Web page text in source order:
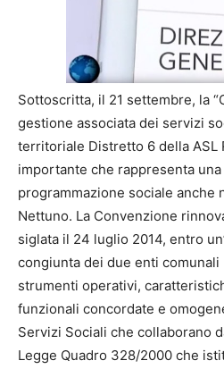
Sottoscritta, il 21 settembre, la
gestione associata dei servizi
territoriale Distretto 6 della ASL
importante che rappresenta
programmazione sociale anche
Nettuno. La Convenzione
siglata il 24 luglio 2014, entro
congiunta dei due enti
strumenti operativi,
funzionali concordate e
Servizi Sociali che collaborano
Legge Quadro 328/2000 che